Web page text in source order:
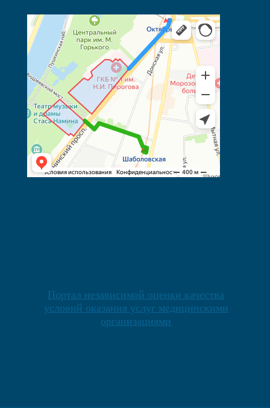
Портал независимой оценки качества
условий оказания услуг медицинскими
организациями